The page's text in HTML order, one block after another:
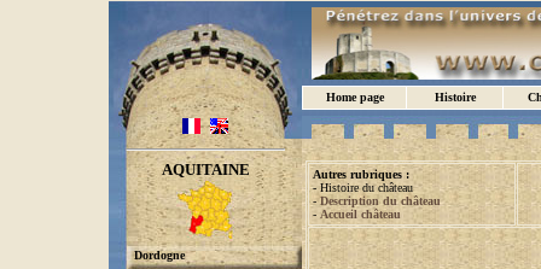
Home page Histoire
AQUITAINE
Dordogne
Autres rubriques :
- Histoire du château
-Description du château
- Accueil château